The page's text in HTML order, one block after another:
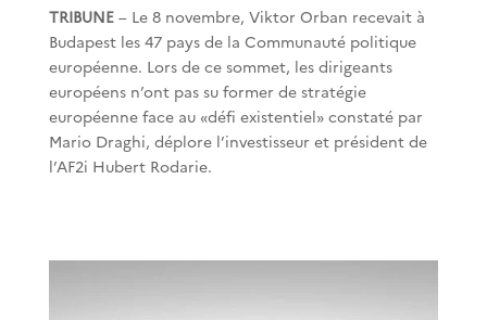
TRIBUNE– Le 8 novembre, Viktor Orban recevait à
Budapest les 47 pays de la Communauté politique
européenne. Lors de ce sommet, les dirigeants
européens n’ont pas su former de stratégie
européenne face au «défi existentiel» constaté par
Mario Draghi, déplore l’investisseur et président de
l’AF2i Hubert Rodarie.